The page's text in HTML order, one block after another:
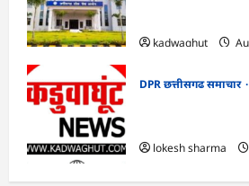
kadwaghut
DPR छत्तीसगढ समाचार
lokesh sharma